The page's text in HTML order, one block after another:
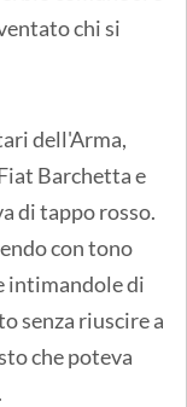
chi si
dell'Arma,
Barchetta e
di tappo rosso.
con tono
intimandole di
senza riuscire a
che poteva